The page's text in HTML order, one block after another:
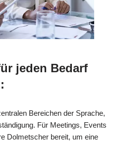
jeden Bedarf
Bereichen der Sprache,
Für Meetings, Events
Dolmetscher bereit, um eine